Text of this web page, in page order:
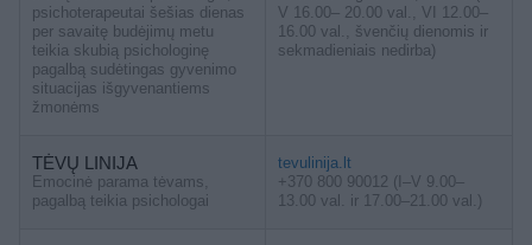
psichoterapeutai šešias dienas
per savaitę budėjimų metu
teikia skubią psichologinę
pagalbą sudėtingas gyvenimo
situacijas išgyvenantiems
žmonėms
V 16.00– 20.00 val., VI 12.00–
16.00 val., švenčių dienomis ir
sekmadieniais nedirba)
TĖVŲ LINIJA
Emocinė parama tėvams,
pagalbą teikia psichologai
tevulinija.lt
+370 800 90012 (I–V 9.00–
13.00 val. ir 17.00–21.00 val.)